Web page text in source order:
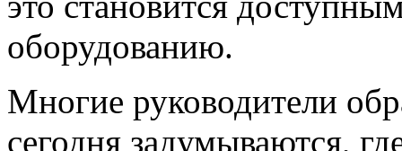
оборудованию.
Многие руководители
сегодня задумываются,